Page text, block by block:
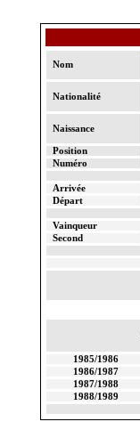
Nom
Nationalité
Naissance
Position
Numéro
Arrivée
Départ
Vainqueur
Second
1985/1986
1986/1987
1987/1988
1988/1989